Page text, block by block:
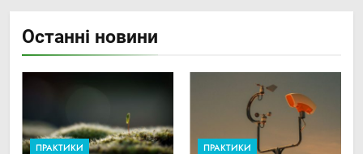
Останні новини
ПРАКТИКИ ПРАКТИКИ